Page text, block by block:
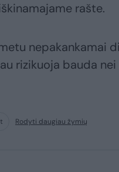
rašte.
nepakankamai
rizikuoja bauda
Rodyti daugiau žymių